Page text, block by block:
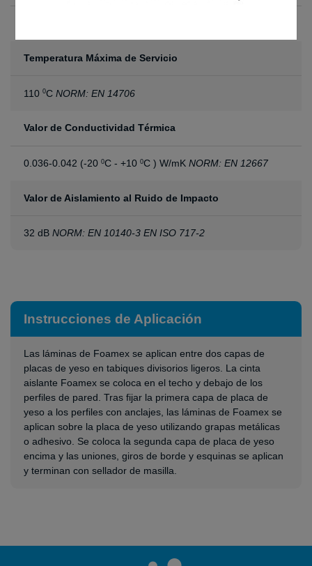
Temperatura Máxima de Servicio
1100CNORM: EN 14706
Valor de Conductividad Térmica
0.036-0.042 (-200C - +100C ) W/mKNORM: EN 12667
Valor de Aislamiento al Ruido de Impacto
32 dBNORM: EN 10140-3 EN ISO 717-2
Instrucciones de Aplicación
Las láminas de Foamex se aplican entre dos capas de
placas de yeso en tabiques divisorios ligeros. La cinta
aislante Foamex se coloca en el techo y debajo de los
perfiles de pared. Tras fijar la primera capa de placa de
yeso a los perfiles con anclajes, las láminas de Foamex se
aplican sobre la placa de yeso utilizando grapas metálicas
o adhesivo. Se coloca la segunda capa de placa de yeso
encima y las uniones, giros de borde y esquinas se aplican
y terminan con sellador de masilla.